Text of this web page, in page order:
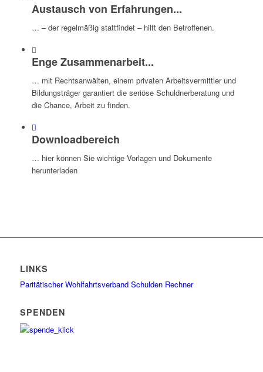
Austausch von Erfahrungen...
… – der regelmäßig stattfindet – hilft den Betroffenen.
Enge Zusammenarbeit...
… mit Rechtsanwälten, einem privaten Arbeitsvermittler und
Bildungsträger garantiert die seriöse Schuldnerberatung und
die Chance, Arbeit zu finden.
Downloadbereich
… hier können Sie wichtige Vorlagen und Dokumente
herunterladen
LINKS
Paritätischer Wohlfahrtsverband Schulden Rechner
SPENDEN